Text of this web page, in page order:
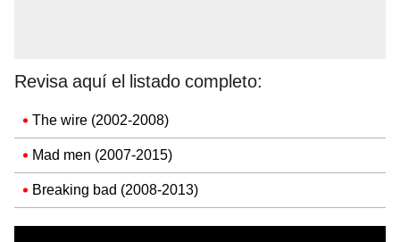
Revisa aquí el listado completo:
The wire (2002-2008)
Mad men (2007-2015)
Breaking bad (2008-2013)